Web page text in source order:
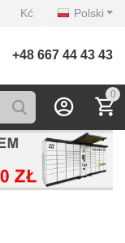
Polski
Kć
+48 667 44 43 43
0